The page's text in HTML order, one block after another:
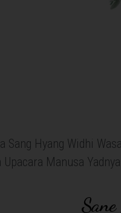
Sang Hyang Widhi
Upacara Manusa